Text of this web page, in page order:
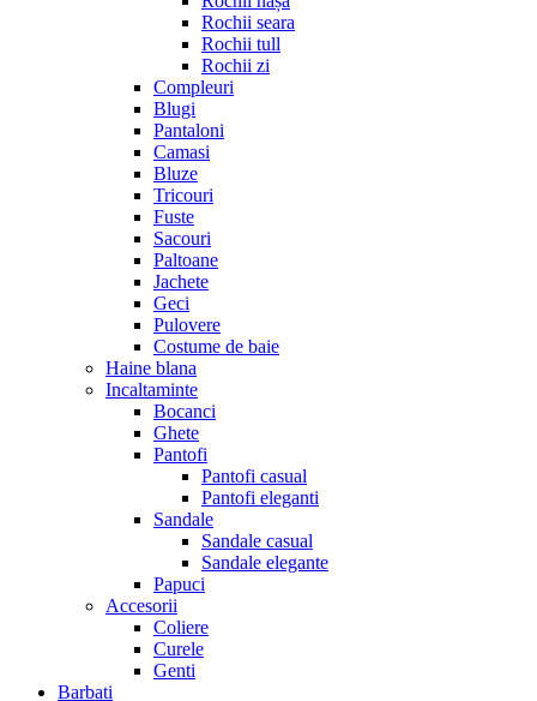
Rochii seara
Rochii tull
Rochii zi
Compleuri
Blugi
Pantaloni
Camasi
Bluze
Tricouri
Fuste
Sacouri
Paltoane
Jachete
Geci
Pulovere
Costume de baie
Haine blana
Incaltaminte
Bocanci
Ghete
Pantofi
Pantofi casual
Pantofi eleganti
Sandale
Sandale casual
Sandale elegante
Papuci
Accesorii
Coliere
Curele
Genti
Barbati